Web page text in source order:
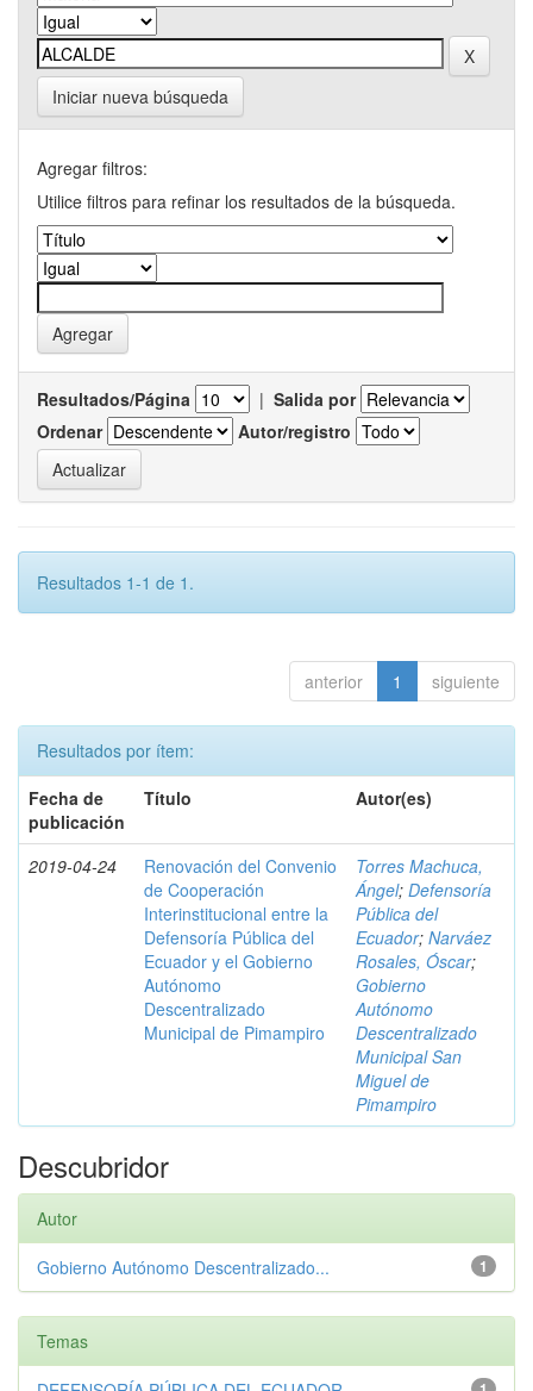
Iniciar nueva búsqueda
Agregar filtros:
Utilice filtros para refinar los resultados de la búsqueda.
Resultados/Página | Salida por
Ordenar
Autor/registro
Resultados 1-1 de 1.
anterior 1 siguiente
Resultados por ítem:
Fecha de
publicación
Título Autor(es)
2019-04-24
Renovación del Convenio
de Cooperación
Interinstitucional entre la
Defensoría Pública del
Ecuador y el Gobierno
Autónomo
Descentralizado
Municipal de Pimampiro
Torres Machuca,
Ángel; Defensoría
Pública del
Ecuador; Narváez
Rosales, Óscar;
Gobierno
Autónomo
Descentralizado
Municipal San
Miguel de
Pimampiro
Descubridor
Autor
1
Gobierno Autónomo Descentralizado...
Temas